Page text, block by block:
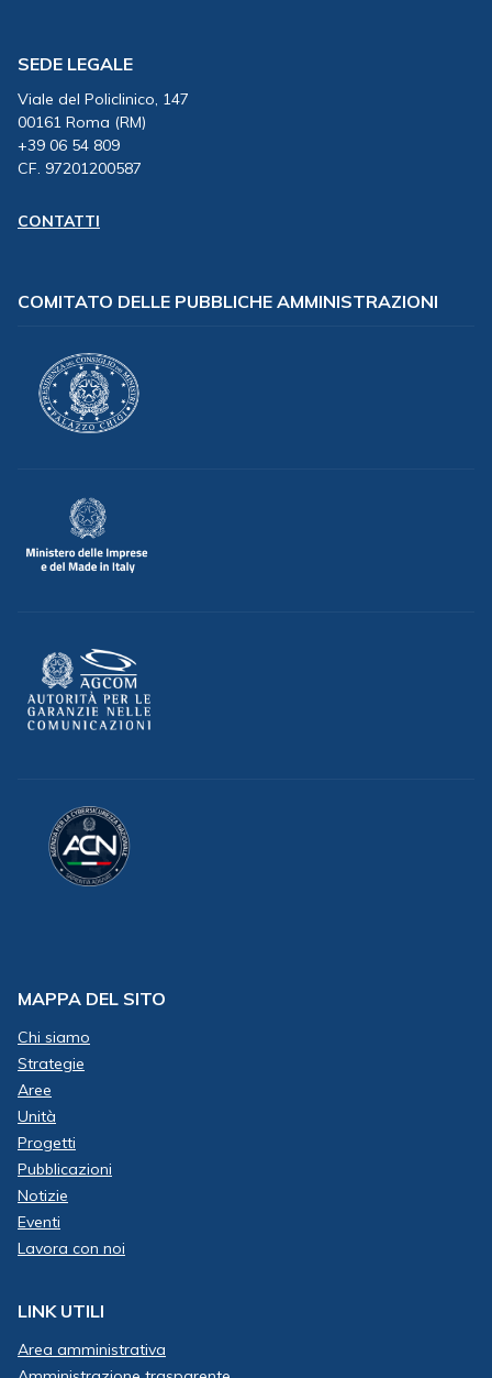
SEDE LEGALE
Viale del Policlinico, 147
00161 Roma (RM)
+39 06 54 809
CF. 97201200587
CONTATTI
COMITATO DELLE PUBBLICHE AMMINISTRAZIONI
MAPPA DEL SITO
Chi siamo
Strategie
Aree
Unità
Progetti
Pubblicazioni
Notizie
Eventi
Lavora con noi
LINK UTILI
Area amministrativa